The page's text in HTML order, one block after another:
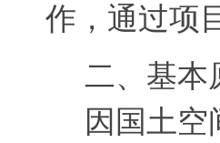
作，通过项
二、基本
因国土